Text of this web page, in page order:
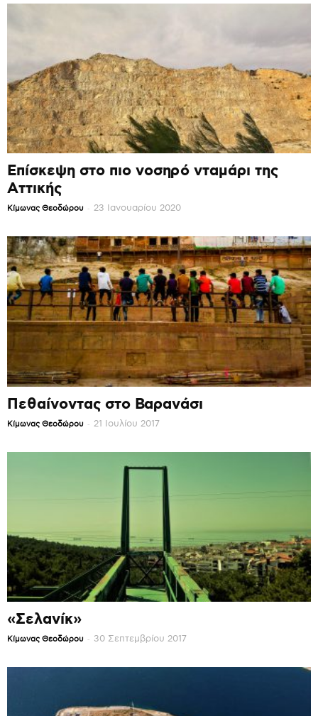
Επίσκεψη στο πιο νοσηρό νταμάρι της
Αττικής
Κίμωνας Θεοδώρου - 23 Ιανουαρίου 2020
Πεθαίνοντας στο Βαρανάσι
Κίμωνας Θεοδώρου - 21 Ιουλίου 2017
«Σελανίκ»
Κίμωνας Θεοδώρου - 30 Σεπτεμβρίου 2017